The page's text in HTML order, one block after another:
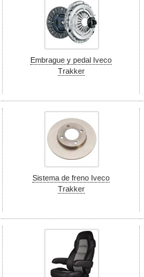
Embrague y pedal Iveco
Trakker
Sistema de freno Iveco
Trakker